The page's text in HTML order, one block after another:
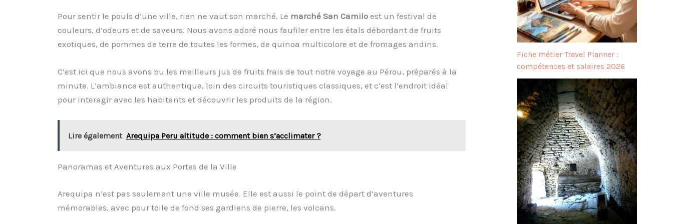
Pour sentir le pouls d’une ville, rien ne vaut son marché. Le marché San Camiloest un festival de
couleurs, d’odeurs et de saveurs. Nous avons adoré nous faufiler entre les étals débordant de fruits
exotiques, de pommes de terre de toutes les formes, de quinoa multicolore et de fromages andins.
C’est ici que nous avons bu les meilleurs jus de fruits frais de tout notre voyage au Pérou, préparés à la
minute. L’ambiance est authentique, loin des circuits touristiques classiques, et c’est l’endroit idéal
pour interagir avec les habitants et découvrir les produits de la région.
Lire également Arequipa Peru altitude : comment bien s’acclimater ?
Panoramas et Aventures aux Portes de la Ville
Arequipa n’est pas seulement une ville musée. Elle est aussi le point de départ d’aventures
mémorables, avec pour toile de fond ses gardiens de pierre, les volcans.
Fiche métier Travel Planner :
compétences et salaires 2026